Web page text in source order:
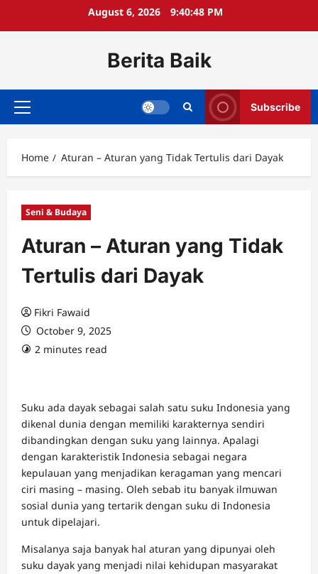
August 6, 2026 9:40:48 PM
Berita Baik
Primary
Subscribe
Home Aturan – Aturan yang Tidak Tertulis dari Dayak
Seni & Budaya
Aturan – Aturan yang Tidak
Tertulis dari Dayak
Fikri Fawaid
October 9, 2025
2 minutes read
Suku ada dayak sebagai salah satu suku Indonesia yang
dikenal dunia dengan memiliki karakternya sendiri
dibandingkan dengan suku yang lainnya. Apalagi
dengan karakteristik Indonesia sebagai negara
kepulauan yang menjadikan keragaman yang mencari
ciri masing – masing. Oleh sebab itu banyak ilmuwan
sosial dunia yang tertarik dengan suku di Indonesia
untuk dipelajari.
Misalanya saja banyak hal aturan yang dipunyai oleh
suku dayak yang menjadi nilai kehidupan masyarakat